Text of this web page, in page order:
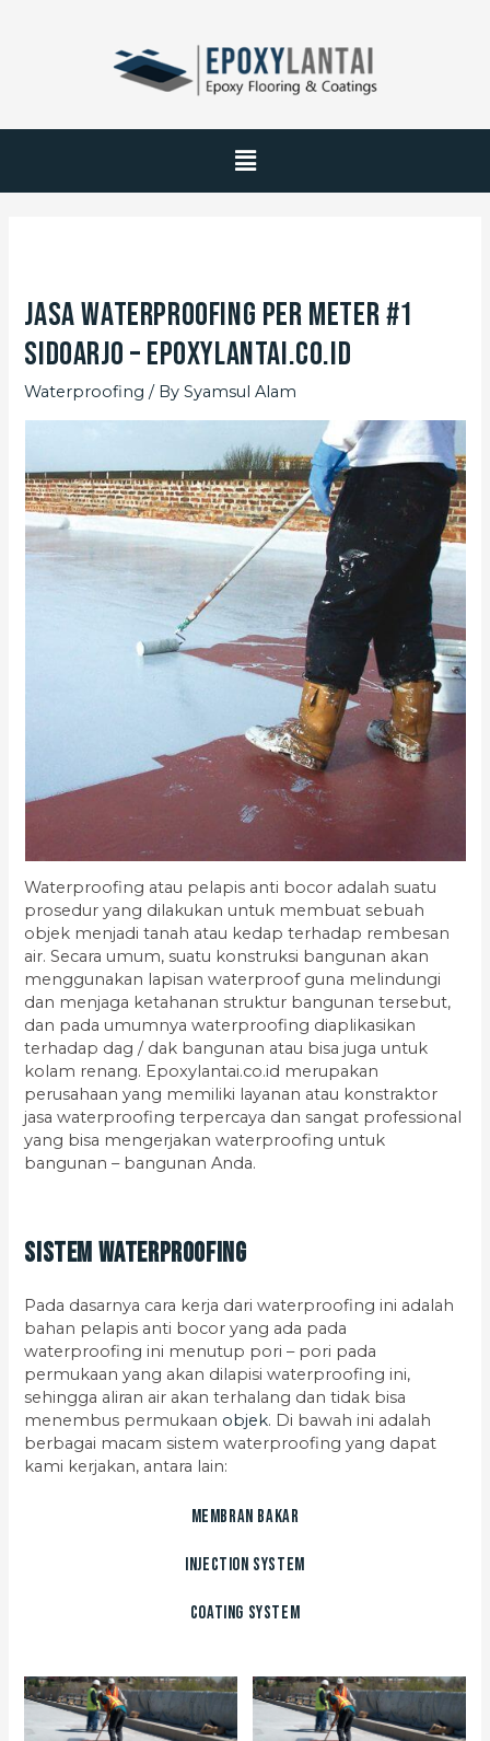
Jasa Waterproofing Per Meter #1
Sidoarjo – EpoxyLantai.co.id
Waterproofing / BySyamsul Alam
Waterproofing atau pelapis anti bocor adalah suatu
prosedur yang dilakukan untuk membuat sebuah
objek menjadi tanah atau kedap terhadap rembesan
air. Secara umum, suatu konstruksi bangunan akan
menggunakan lapisan waterproof guna melindungi
dan menjaga ketahanan struktur bangunan tersebut,
dan pada umumnya waterproofing diaplikasikan
terhadap dag / dak bangunan atau bisa juga untuk
kolam renang. Epoxylantai.co.id merupakan
perusahaan yang memiliki layanan atau konstraktor
jasa waterproofing terpercaya dan sangat professional
yang bisa mengerjakan waterproofing untuk
bangunan – bangunan Anda.
Sistem Waterproofing
Pada dasarnya cara kerja dari waterproofing ini adalah
bahan pelapis anti bocor yang ada pada
waterproofing ini menutup pori – pori pada
permukaan yang akan dilapisi waterproofing ini,
sehingga aliran air akan terhalang dan tidak bisa
menembus permukaan objek. Di bawah ini adalah
berbagai macam sistem waterproofing yang dapat
kami kerjakan, antara lain:
Membran Bakar
Injection System
Coating System